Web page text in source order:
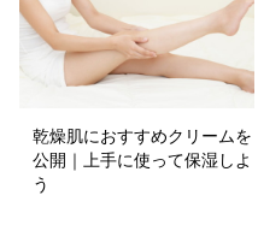
乾燥肌におすすめクリームを
公開｜上手に使って保湿しよ
う